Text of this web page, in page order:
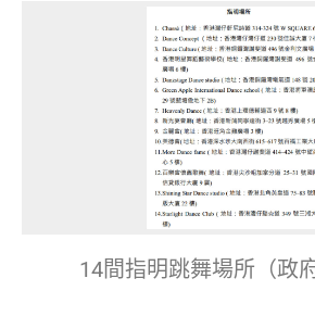
14間指明跳舞場所（政